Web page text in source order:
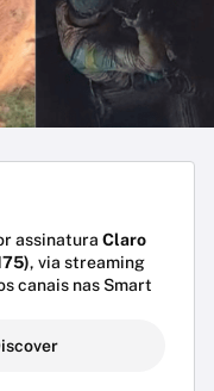
assinatura Claro
, via streaming
canais nas Smart